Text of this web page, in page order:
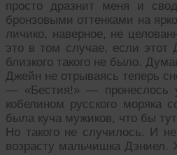
просто дразнит меня и
бронзовыми оттенками на
личико, наверное, не
это в том случае, если
близкого такого не было.
Джейн не отрываясь теперь
— «Бестия!» — пронеслось
кобелином русского моряка
была куча мужиков, что бы
Но такого не случилось. И
возрасту мальчишка Дэниел.